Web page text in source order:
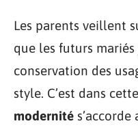
Les parents veillent
que les futurs
conservation des
style. C’est dans
modernité